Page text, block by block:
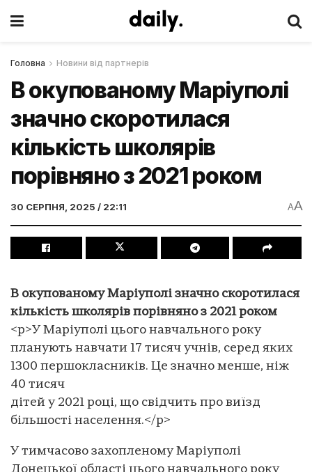
Головна Новини від партнерів
В окупованому Маріуполі
значно скоротилася
кількість школярів
порівняно з 2021 роком
30 СЕРПНЯ, 2025 / 22:11 AA
В окупованому Маріуполі значно скоротилася
кількість школярів порівняно з 2021 роком
<p>У Маріуполі цього навчального року
планують навчати 17 тисяч учнів, серед яких
1300 першокласників. Це значно менше, ніж
40 тисяч
дітей у 2021 році, що свідчить про виїзд
більшості населення.</p>
У тимчасово захопленому Маріуполі